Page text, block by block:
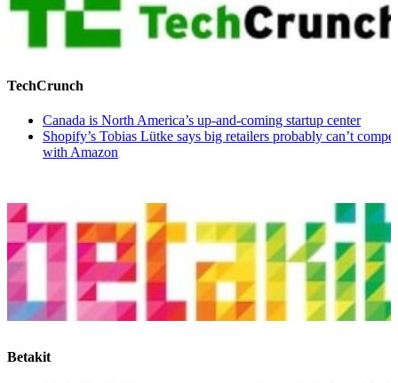
TechCrunch
Canada is North America’s up-and-coming startup center
Shopify’s Tobias Lütke says big retailers probably can’t
with Amazon
Betakit